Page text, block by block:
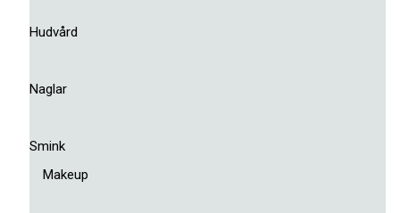
Hudvård
Naglar
Smink
Makeup